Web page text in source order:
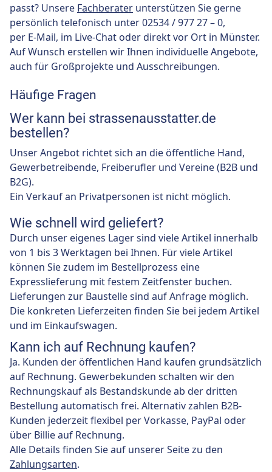
passt? Unsere Fachberater unterstützen Sie gerne
persönlich telefonisch unter 02534 / 977 27 – 0,
per E-Mail, im Live-Chat oder direkt vor Ort in Münster.
Auf Wunsch erstellen wir Ihnen individuelle Angebote,
auch für Großprojekte und Ausschreibungen.
Häufige Fragen
Wer kann bei strassenausstatter.de
bestellen?
Unser Angebot richtet sich an die öffentliche Hand,
Gewerbetreibende, Freiberufler und Vereine (B2B und
B2G).
Ein Verkauf an Privatpersonen ist nicht möglich.
Wie schnell wird geliefert?
Durch unser eigenes Lager sind viele Artikel innerhalb
von 1 bis 3 Werktagen bei Ihnen. Für viele Artikel
können Sie zudem im Bestellprozess eine
Expresslieferung mit festem Zeitfenster buchen.
Lieferungen zur Baustelle sind auf Anfrage möglich.
Die konkreten Lieferzeiten finden Sie bei jedem Artikel
und im Einkaufswagen.
Kann ich auf Rechnung kaufen?
Ja. Kunden der öffentlichen Hand kaufen grundsätzlich
auf Rechnung. Gewerbekunden schalten wir den
Rechnungskauf als Bestandskunde ab der dritten
Bestellung automatisch frei. Alternativ zahlen B2B-
Kunden jederzeit flexibel per Vorkasse, PayPal oder
über Billie auf Rechnung.
Alle Details finden Sie auf unserer Seite zu den
Zahlungsarten.